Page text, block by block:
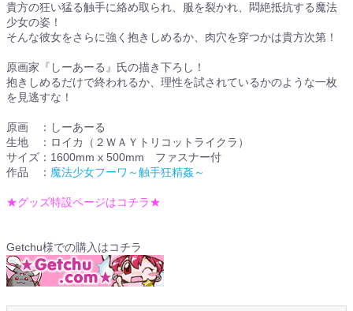
貴方の狂い猛る触手に絡め取られ、服を裂かれ、悶絶抵抗する魔法
少女の姿！
そんな彼女をさらに強く抱きしめるか、肉穴を穿つかは貴方次第！
原画家『しーあーる』氏の描き下ろし！
抱きしめるだけで終われるか、理性を試されているかのような一枚
を見逃すな！
原画 ：しーあーる
生地 ：ロイカ（２ＷＡＹトリコットライクラ）
サイズ：1600mm x 500mm ファスナー付
作品 ： 魔法少女フーワ～触手狂精姦～
★グッズ特設ページはコチラ★
Getchu様での購入はコチラ